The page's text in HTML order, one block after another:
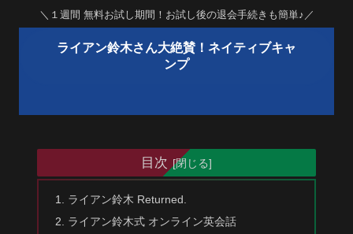
＼１週間 無料お試し期間！お試し後の退会手続きも簡単♪／
ライアン鈴木さん大絶賛！ネイティブキャ
ンプ
目次
ライアン鈴木 Returned.
ライアン鈴木式 オンライン英会話